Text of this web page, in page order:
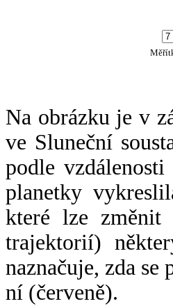
Na obrázku je v
ve Sluneční
podle
planetky
které lze změnit
trajektorií)
naznačuje, zda
ní (červeně).